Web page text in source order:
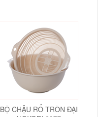
BỘ CHẬU RỔ TRÒN ĐẠI